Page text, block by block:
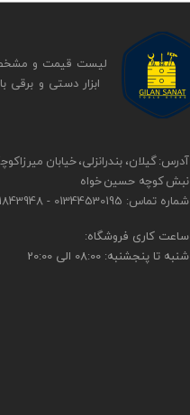
​​ساعت کاری فروشگاه:
شنبه تا پنجشنبه: 08:00 الی 20:00
آدرس: گیلان، بندرانزلی، خیابان
نبش کوچه حسین خواه
شماره تماس: 01344530195 - 09111843948
لیست قیمت و
ابزار دستی و برقی